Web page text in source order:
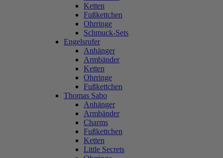
Ketten
Fußkettchen
Ohrringe
Schmuck-Sets
Engelsrufer
Anhänger
Armbänder
Ketten
Ohrringe
Fußkettchen
Thomas Sabo
Anhänger
Armbänder
Charms
Fußkettchen
Ketten
Little Secrets